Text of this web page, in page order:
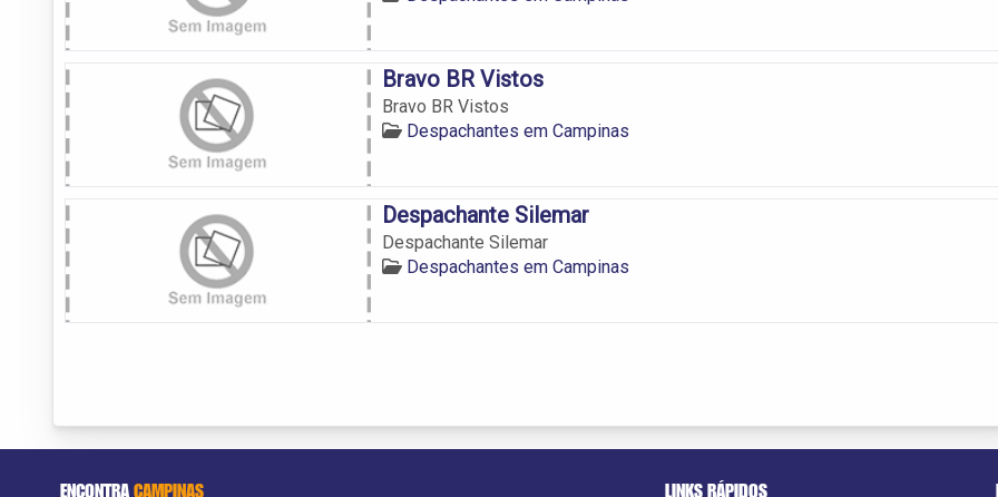
Bravo BR Vistos
Bravo BR Vistos
Despachantes em Campinas
Despachante Silemar
Despachante Silemar
Despachantes em Campinas
ENCONTRACAMPINAS LINKS RÁPIDOS